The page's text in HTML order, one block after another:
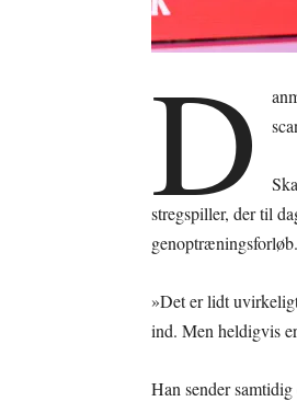
D
stregspiller, der til
genoptræningsforløb.
»Det er lidt
ind. Men heldigvis
Han sender